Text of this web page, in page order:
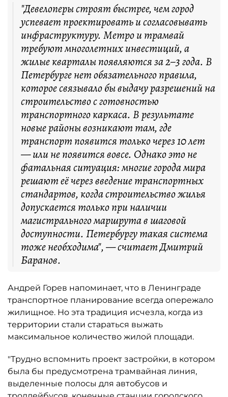
"Девелоперы строят быстрее, чем город
успевает проектировать и согласовывать
инфраструктуру. Метро и трамвай
требуют многолетних инвестиций, а
жилые кварталы появляются за 2–3 года. В
Петербурге нет обязательного правила,
которое связывало бы выдачу разрешений на
строительство с готовностью
транспортного каркаса. В результате
новые районы возникают там, где
транспорт появится только через 10 лет
— или не появится вовсе. Однако это не
фатальная ситуация: многие города мира
решают её через введение транспортных
стандартов, когда строительство жилья
допускается только при наличии
магистрального маршрута в шаговой
доступности. Петербургу такая система
тоже необходима", — считает Дмитрий
Баранов.
Андрей Горев напоминает, что в Ленинграде
транспортное планирование всегда опережало
жилищное. Но эта традиция исчезла, когда из
территории стали стараться выжать
максимальное количество жилой площади.
"Трудно вспомнить проект застройки, в котором
была бы предусмотрена трамвайная линия,
выделенные полосы для автобусов и